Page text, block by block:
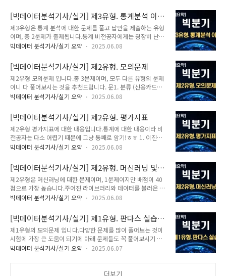
df.head() ) # 앞 5줄 추출print( df.shape..
제해야 한다고 합니다!!)당일 밤에 접속해보니 집 근처는 이미
다 마감되어서 1시간 넘게 걸리는 양재로 신청했습니다아하하
그래도 신청한 게 어디야 멍청한 내 자신 몸이 고생하자 9시 반
까지 입실이라 시간 맞춰서 갔는데, 그 이후에도 입장은 가능한
것 같았습니다.저희 반은 3명 결석했는데, 자격증 시험치곤 꽤나
를 9시 25분부터 끄라고 하고, 진짜 OFF가 되었는지 감독관이
다 만져서 확인합니다. W..
[빅데이터분석기사/실기] 제3유형. 통계분석 이론
- 가설검정, 범주형/수치형 데이터 분석
제3유형은 통계 분석에 대한 문제를 풀고 답안을 제출하는 유형
이며, 총 2문제가 출제됩니다.통계 비전공자에게는 굉장히 난이
도가 높은 유형이라, 자주 출제되는 분석 기법들을 중점적으로
습니다. 시험에 자주 출제되는 유형인 '가설검정', '범주형 데이
터 분석'(카이제곱 검정, 적합도 검정, 독립성 검정, 동질성 검
정), '수치형 데이터 분석'(상관관계, 회귀분석, 분산분석), '오즈
비', 'GLM'에 대해 확인해 볼까요?구분문항 수답안 제출점수제1
유형3문항전처리 결과 제출30점제2유형1문항CSV 코드 제출
정모집단 : 전체 집단표본 : 모집단의 일부 (샘플)귀무가설(H0) :
기존가..
빅데이터 분석기사/실기 요약 2025.06.08
[빅데이터분석기사/실기] 제2유형. 모의문제
제2유형 모의문제 입니다.총 3문제이며, 모두 다른 유형의 문제
이니 다 풀어보시는 것을 추천드립니다. 문1. 분류 (신용카드를
떠나는 고객을 찾아라)1) 데이터 불러오기import pandas as
데이터 확인하기print(train.shape,
test.shape)print(train.head())print(test.head())print(train.i
nfo())print(train['Attrition_Flag'].value_counts()) # target
값의 분포print(train.isnull().sum())print(test.isnull().sum())
3) 데이터 전처리cols = ..
빅데이터 분석기사/실기 요약 2025.06.08
[빅데이터분석기사/실기] 제2유형. 평가지표
제2유형 평가지표에 대한 내용입니다.통계에 대한 내용이라 비
전공자는 다소 어렵기 때문에 그냥 통째로 암기!ㅎㅎ 1. 이진분
류 평가지표(0과 1로 이루어진 데이터) import pandas as
RandomForestClassifier # train 데이터train =
pd.DataFrame({ 'f1': [2, 3, 5, 7, 11, 13, 17, 19, 23, 29],
'f2': [30, 28, 26, 24, 22, 20, 18, 16, 14, 12], 'target': ['A',
'A', 'A', 'B', 'B', 'A', 'A', 'A', 'A', 'B']}) # test 데이터test =
pd.DataFrame({ ..
빅데이터 분석기사/실기 요약 2025.06.08
[빅데이터분석기사/실기] 제2유형. 머신러닝 및
평가지표
제2유형은 머신러닝에 대한 문제이며, 1문제이지만 배점이 40
점으로 가장 높습니다.주어진 라이브러리와 데이터를 불러온 뒤,
데이터 전처리를 거쳐 모델을 학습시키고 평가한 결과를 CSV 코
형이지만, 전반적인 풀이 방식이 어느 정도 정형화되어 있어,풀
이 방식을 암기하여 충분히 맞출 수 있습니다.자, 그럼 문제를 풀
이 단계별로 확인해 볼까요?구분문항 수답안 제출점수제1유형3
문항전처리 결과 제출30점제2유형1문항CSV 코드 제출40점제
3유형2문항답안 제출30점합계6문항-100점 [0단계] 머신러닝
빅데이터 분석기사/실기 요약 2025.06.08
[빅데이터분석기사/실기] 제1유형. 판다스 실습 -
모의문제
제1유형의 모의문제 입니다.다양한 문제를 많이 풀어보는 것이
시험에 가장 큰 도움이 되기에 아래 문제들도 꼭 풀어보시기 바
랍니다. [문제 1번]① f1 컬럼의 결측치는 중앙 값으로 대체②
값을 구하시오.(단, 데이터 70% 지점은 정수형(int) 변
빅데이터 분석기사/실기 요약 2025.06.07
더보기